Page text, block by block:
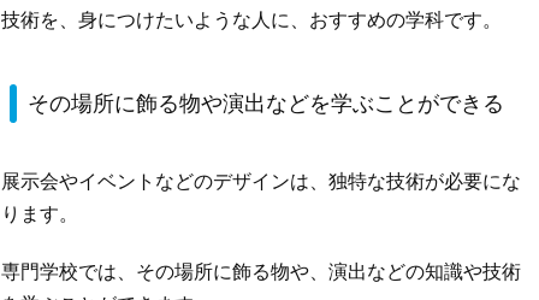
技術を、身につけたいような人に、おすすめの学科です。
その場所に飾る物や演出などを学ぶことができる
展示会やイベントなどのデザインは、独特な技術が必要にな
ります。
専門学校では、その場所に飾る物や、演出などの知識や技術